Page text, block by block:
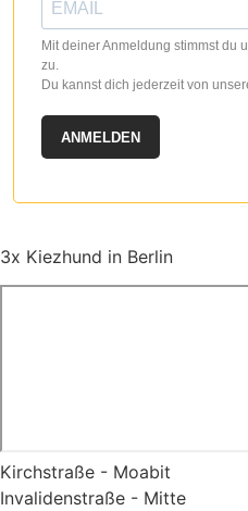
Mit deiner Anmeldung stimmst du
zu.
Du kannst dich jederzeit von
ANMELDEN
3x Kiezhund in Berlin
Kirchstraße - Moabit
Invalidenstraße - Mitte